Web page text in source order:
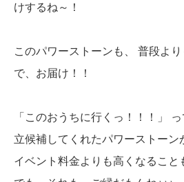
けするね～！
このパワーストーンも、 普段よ
で、お届け！！
「このおうちに行くっ！！！」 っ
立候補してくれたパワーストーン
イベント料金よりも高くなること